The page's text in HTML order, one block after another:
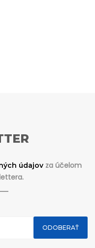
údajov za účelom
ODOBERAŤ